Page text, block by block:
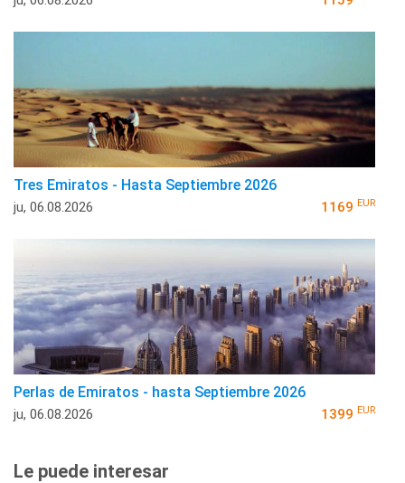
Tres Emiratos - Hasta Septiembre 2026
ju, 06.08.2026 1169 EUR
Perlas de Emiratos - hasta Septiembre 2026
ju, 06.08.2026 1399 EUR
Le puede interesar